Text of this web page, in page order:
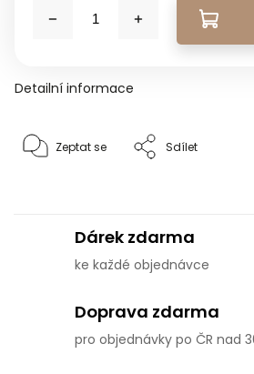
Detailní informace
Zeptat se Sdílet
Dárek zdarma
ke každé objednávce
Doprava zdarma
pro objednávky po ČR nad